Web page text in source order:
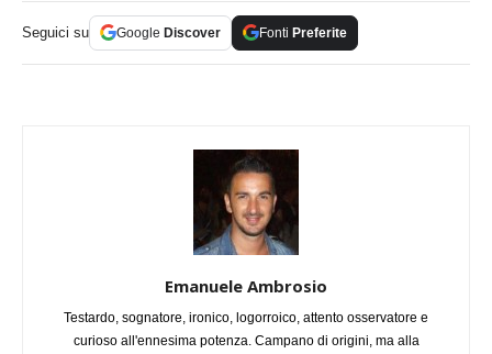
Seguici su Google Discover Fonti Preferite
Emanuele Ambrosio
Testardo, sognatore, ironico, logorroico, attento osservatore e
curioso all'ennesima potenza. Campano di origini, ma alla